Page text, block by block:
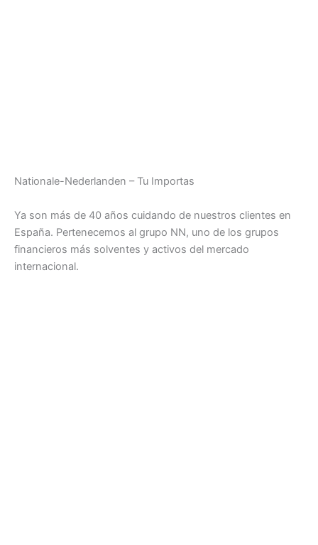
Nationale-Nederlanden – Tu Importas
Ya son más de 40 años cuidando de nuestros clientes en
España. Pertenecemos al grupo NN, uno de los grupos
financieros más solventes y activos del mercado
internacional.